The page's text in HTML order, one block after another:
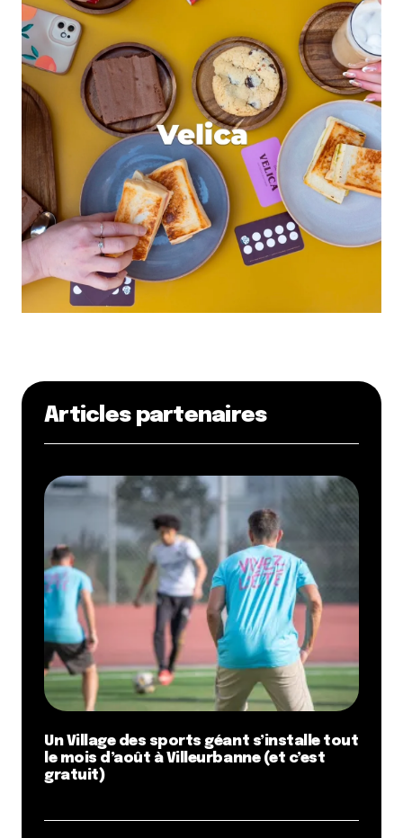
Articles partenaires
Un Village des sports géant s’installe tout
le mois d’août à Villeurbanne (et c’est
gratuit)